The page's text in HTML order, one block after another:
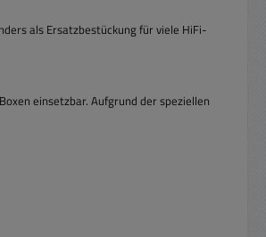
als Ersatzbestückung für viele HiFi-
einsetzbar. Aufgrund der speziellen